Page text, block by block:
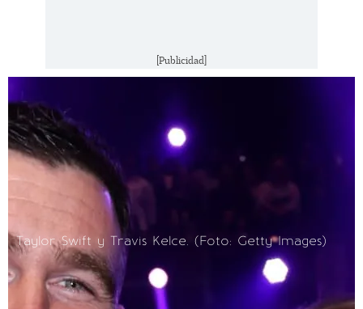
[Publicidad]
Taylor Swift y Travis Kelce. (Foto: Getty Images)